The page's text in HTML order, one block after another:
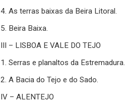
4. As terras baixas da Beira Litoral.
5. Beira Baixa.
III – LISBOA E VALE DO TEJO
1. Serras e planaltos da Estremadura.
2. A Bacia do Tejo e do Sado.
IV – ALENTEJO